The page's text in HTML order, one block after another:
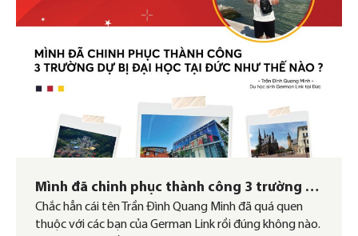
Mình đã chinh phục thành công 3 trường Dự
bị Đại học tại Đức như thế nào?
Chắc hẳn cái tên Trần Đình Quang Minh đã quá quen
thuộc với các bạn của German Link rồi đúng không nào.